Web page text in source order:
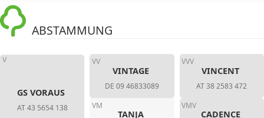
ABSTAMMUNG
V
GS VORAUS
AT 43 5654 138
VV
VINTAGE
DE 09 46833089
VM
TANJA
VVV
VINCENT
AT 38 2583 472
VMV
CADENCE